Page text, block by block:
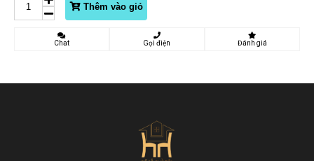
Thêm vào giỏ
Chat Gọi điện Đánh giá